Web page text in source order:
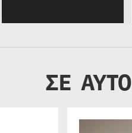
ΣΕ